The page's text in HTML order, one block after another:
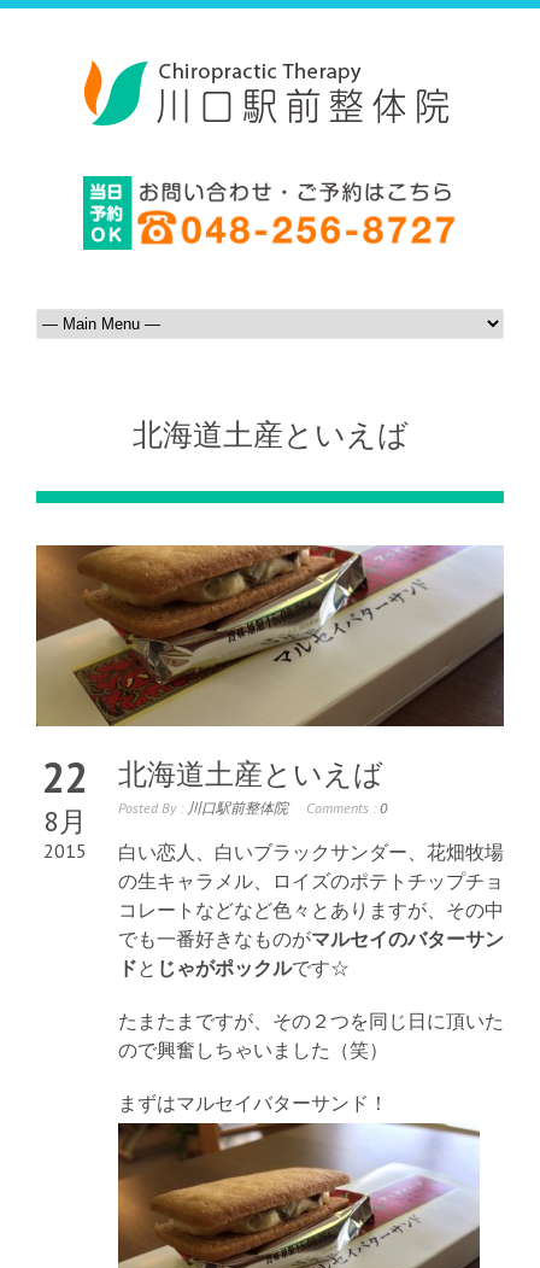
北海道土産といえば
22
8月
2015
北海道土産といえば
Posted By : 川口駅前整体院 Comments : 0
白い恋人、白いブラックサンダー、花畑牧場
の生キャラメル、ロイズのポテトチップチョ
コレートなどなど色々とありますが、その中
でも一番好きなものがマルセイのバターサン
ドと じゃがポックルです☆
たまたまですが、その２つを同じ日に頂いた
ので興奮しちゃいました（笑）
まずはマルセイバターサンド！